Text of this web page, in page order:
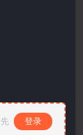
登录